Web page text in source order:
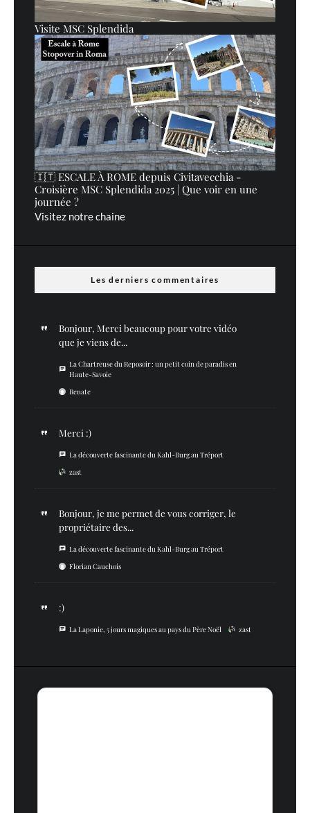
Visite MSC Splendida
🇮🇹 ESCALE À ROME depuis Civitavecchia -
Croisière MSC Splendida 2025 | Que voir en une
journée ?
Visitez notre chaine
Les derniers commentaires
Bonjour, Merci beaucoup pour votre vidéo
que je viens de...
La Chartreuse du Reposoir : un petit coin de paradis en
Haute-Savoie
Renate
Merci :)
La découverte fascinante du Kahl-Burg au Tréport
zast
Bonjour, je me permet de vous corriger, le
propriétaire des...
La découverte fascinante du Kahl-Burg au Tréport
Florian Cauchois
:)
La Laponie, 5 jours magiques au pays du Père Noël zast